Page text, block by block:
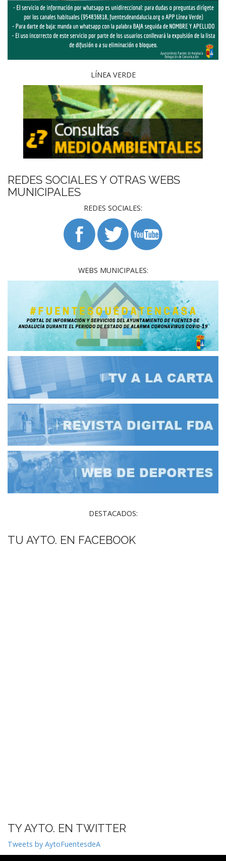
LÍNEA VERDE
REDES SOCIALES Y OTRAS WEBS
MUNICIPALES
REDES SOCIALES:
WEBS MUNICIPALES:
DESTACADOS:
TU AYTO. EN FACEBOOK
TY AYTO. EN TWITTER
Tweets by AytoFuentesdeA